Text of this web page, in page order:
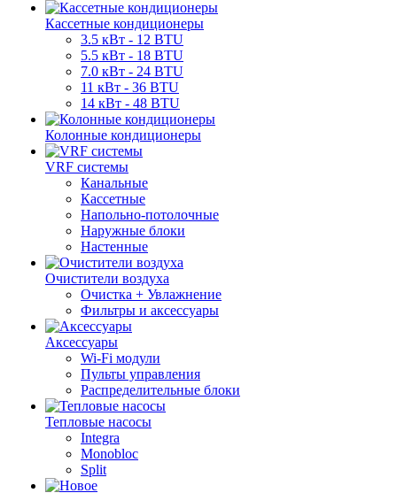
Кассетные кондиционеры
3.5 кВт - 12 BTU
5.5 кВт - 18 BTU
7.0 кВт - 24 BTU
11 кВт - 36 BTU
14 кВт - 48 BTU
Колонные кондиционеры
VRF системы
Канальные
Кассетные
Напольно-потолочные
Наружные блоки
Настенные
Очистители воздуха
Очистка + Увлажнение
Фильтры и аксессуары
Аксессуары
Wi-Fi модули
Пульты управления
Распределительные блоки
Тепловые насосы
Integra
Monobloc
Split